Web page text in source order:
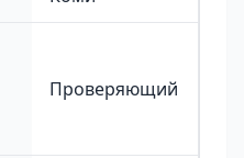
Проверяющий